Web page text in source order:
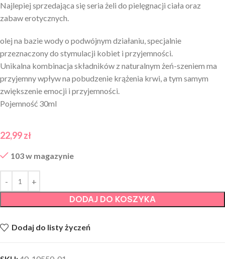
Najlepiej sprzedająca się seria żeli do pielęgnacji ciała oraz
zabaw erotycznych.
olej na bazie wody o podwójnym działaniu, specjalnie
przeznaczony do stymulacji kobiet i przyjemności.
Unikalna kombinacja składników z naturalnym żeń-szeniem ma
przyjemny wpływ na pobudzenie krążenia krwi, a tym samym
zwiększenie emocji i przyjemności.
Pojemność 30ml
22,99zł
103 w magazynie
DODAJ DO KOSZYKA
Dodaj do listy życzeń